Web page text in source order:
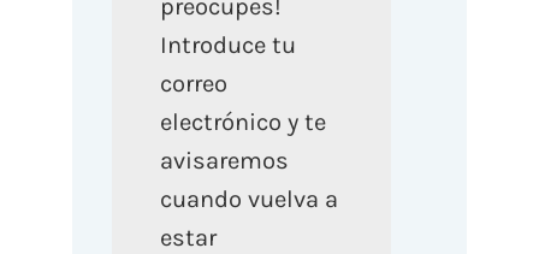
preocupes!
Introduce tu
correo
electrónico y te
avisaremos
cuando vuelva a
estar